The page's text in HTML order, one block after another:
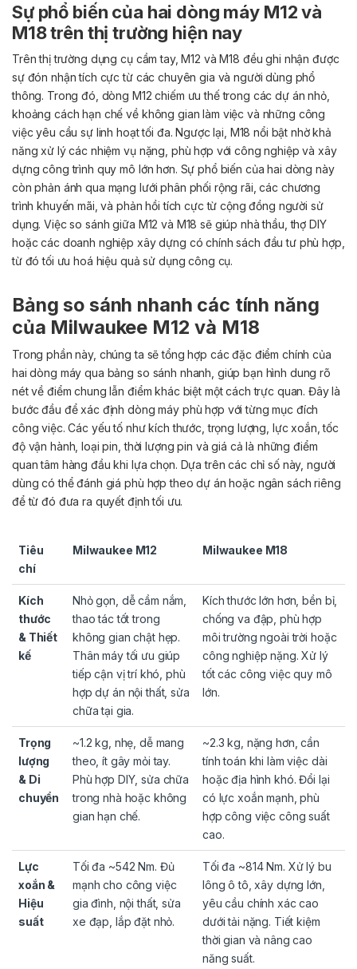
Sự phổ biến của hai dòng máy M12 và
M18 trên thị trường hiện nay
Trên thị trường dụng cụ cầm tay, M12 và M18 đều ghi nhận được
sự đón nhận tích cực từ các chuyên gia và người dùng phổ
thông. Trong đó, dòng M12 chiếm ưu thế trong các dự án nhỏ,
khoảng cách hạn chế về không gian làm việc và những công
việc yêu cầu sự linh hoạt tối đa. Ngược lại, M18 nổi bật nhờ khả
năng xử lý các nhiệm vụ nặng, phù hợp với công nghiệp và xây
dựng công trình quy mô lớn hơn. Sự phổ biến của hai dòng này
còn phản ánh qua mạng lưới phân phối rộng rãi, các chương
trình khuyến mãi, và phản hồi tích cực từ cộng đồng người sử
dụng. Việc so sánh giữa M12 và M18 sẽ giúp nhà thầu, thợ DIY
hoặc các doanh nghiệp xây dựng có chính sách đầu tư phù hợp,
từ đó tối ưu hoá hiệu quả sử dụng công cụ.
Bảng so sánh nhanh các tính năng
của Milwaukee M12 và M18
Trong phần này, chúng ta sẽ tổng hợp các đặc điểm chính của
hai dòng máy qua bảng so sánh nhanh, giúp bạn hình dung rõ
nét về điểm chung lẫn điểm khác biệt một cách trực quan. Đây là
bước đầu để xác định dòng máy phù hợp với từng mục đích
công việc. Các yếu tố như kích thước, trọng lượng, lực xoắn, tốc
độ vận hành, loại pin, thời lượng pin và giá cả là những điểm
quan tâm hàng đầu khi lựa chọn. Dựa trên các chỉ số này, người
dùng có thể đánh giá phù hợp theo dự án hoặc ngân sách riêng
để từ đó đưa ra quyết định tối ưu.
Tiêu
chí
Milwaukee M12 Milwaukee M18
Kích
thước
& Thiết
kế
Nhỏ gọn, dễ cầm nắm,
thao tác tốt trong
không gian chật hẹp.
Thân máy tối ưu giúp
tiếp cận vị trí khó, phù
hợp dự án nội thất, sửa
chữa tại gia.
Kích thước lớn hơn, bền bỉ,
chống va đập, phù hợp
môi trường ngoài trời hoặc
công nghiệp nặng. Xử lý
tốt các công việc quy mô
lớn.
Trọng
lượng
& Di
chuyển
~1.2 kg, nhẹ, dễ mang
theo, ít gây mỏi tay.
Phù hợp DIY, sửa chữa
trong nhà hoặc không
gian hạn chế.
~2.3 kg, nặng hơn, cần
tính toán khi làm việc dài
hoặc địa hình khó. Đổi lại
có lực xoắn mạnh, phù
hợp công việc công suất
cao.
Lực
xoắn &
Hiệu
suất
Tối đa ~542 Nm. Đủ
mạnh cho công việc
gia đình, nội thất, sửa
xe đạp, lắp đặt nhỏ.
Tối đa ~814 Nm. Xử lý bu
lông ô tô, xây dựng lớn,
yêu cầu chính xác cao
dưới tải nặng. Tiết kiệm
thời gian và nâng cao
năng suất.